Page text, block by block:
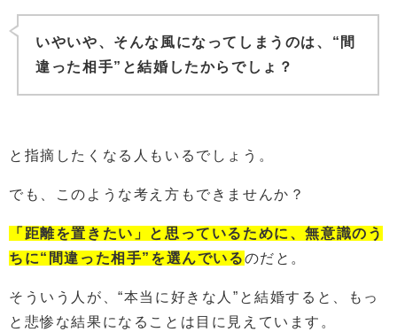
いやいや、そんな風になってしまうのは、“間
違った相手”と結婚したからでしょ？
と指摘したくなる人もいるでしょう。
でも、このような考え方もできませんか？
「距離を置きたい」と思っているために、無意識のう
ちに“間違った相手”を選んでいるのだと。
そういう人が、“本当に好きな人”と結婚すると、もっ
と悲惨な結果になることは目に見えています。